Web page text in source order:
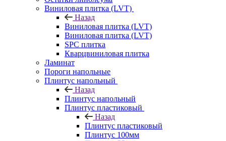
Виниловая плитка (LVT)
Назад
Виниловая плитка (LVT)
Виниловая плитка (LVT)
SPC плитка
Кварцвиниловая плитка
Ламинат
Пороги напольные
Плинтус напольный
Назад
Плинтус напольный
Плинтус пластиковый
Назад
Плинтус пластиковый
Плинтус 100мм